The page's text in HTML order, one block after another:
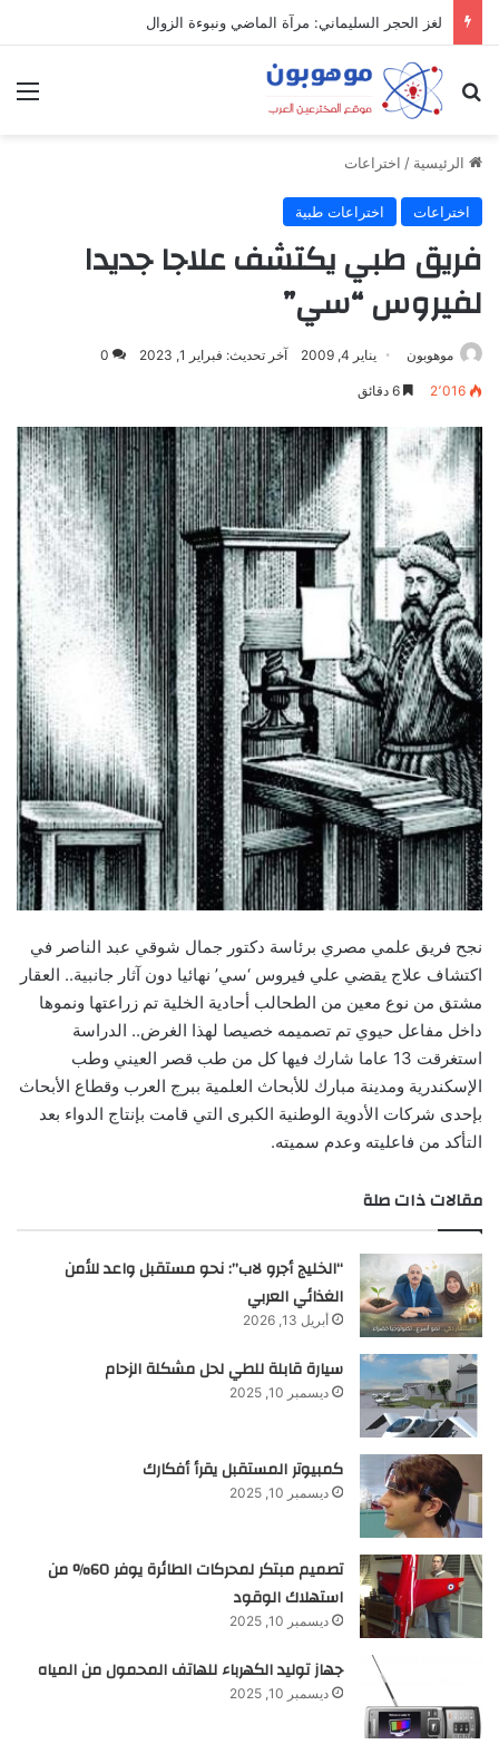
بحث عن
الرئيسية / اختراعات
اختراعات اختراعات طبية
فريق طبي يكتشف علاجا جديدا
لفيروس “سي”
موهوبون يناير 4, 2009 آخر تحديث: فبراير 1, 2023 0
2٬016
نجح فريق علمي مصري برئاسة دكتور جمال شوقي عبد الناصر في
اكتشاف علاج يقضي علي فيروس ‘سي’ نهائيا دون آثار جانبية.. العقار
مشتق من نوع معين من الطحالب أحادية الخلية تم زراعتها ونموها
داخل مفاعل حيوي تم تصميمه خصيصا لهذا الغرض.. الدراسة
استغرقت 13 عاما شارك فيها كل من طب قصر العيني وطب
الإسكندرية ومدينة مبارك للأبحاث العلمية ببرج العرب وقطاع الأبحاث
بإحدى شركات الأدوية الوطنية الكبرى التي قامت بإنتاج الدواء بعد
التأكد من فاعليته وعدم سميته.
مقالات ذات صلة
“الخليج أجرو لاب”: نحو مستقبل واعد للأمن
الغذائي العربي
أبريل 13, 2026
سيارة قابلة للطي لحل مشكلة الزحام
ديسمبر 10, 2025
كمبيوتر المستقبل يقرأ أفكارك
ديسمبر 10, 2025
تصميم مبتكر لمحركات الطائرة يوفر 60% من
استهلاك الوقود
ديسمبر 10, 2025
جهاز توليد الكهرباء للهاتف المحمول من المياه
ديسمبر 10, 2025